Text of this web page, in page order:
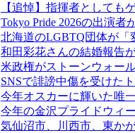
【追悼】指揮者としても
Tokyo Pride 2026の出演
北海道のLGBTQ団体が「
和田彩花さんの結婚報告
米政権がストーンウォー
SNSで誹謗中傷を受けた
今年オスカーに輝いた唯
今年の金沢プライドウィ
気仙沼市、川西市、東か